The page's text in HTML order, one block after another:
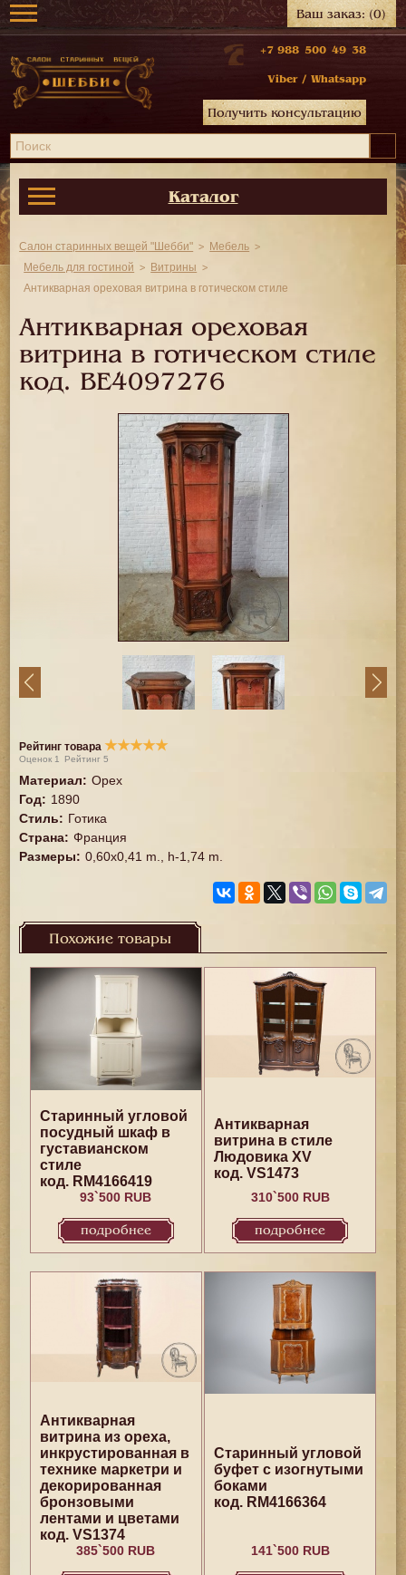
Ваш заказ:(0)
+7 988 500 49 38
Viber / Whatsapp
Получить консультацию
Каталог
Салон старинных вещей "Шебби"
Мебель
Мебель для гостиной
Витрины
Антикварная ореховая витрина в готическом стиле
Антикварная ореховая
витрина в готическом стиле
код. BE4097276
Рейтинг товара ★★★★★
Оценок 1 Рейтинг5
Материал: Орех
Год: 1890
Стиль: Готика
Страна: Франция
Размеры: 0,60x0,41 m., h-1,74 m.
Похожие товары
Старинный угловой
посудный шкаф в
густавианском
стиле
код. RM4166419
93`500 RUB
подробнее
Антикварная
витрина в стиле
Людовика XV
код. VS1473
310`500 RUB
подробнее
Антикварная
витрина из ореха,
инкрустированная в
технике маркетри и
декорированная
бронзовыми
лентами и цветами
код. VS1374
385`500 RUB
Старинный угловой
буфет с изогнутыми
боками
код. RM4166364
141`500 RUB